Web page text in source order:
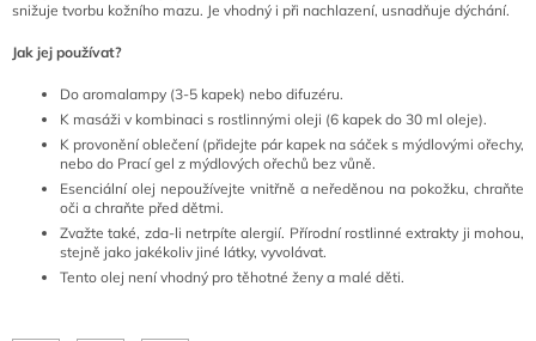
snižuje tvorbu kožního mazu. Je vhodný i při nachlazení, usnadňuje dýchání.
Jak jej používat?
Do aromalampy (3-5 kapek) nebo difuzéru.
K masáži v kombinaci s rostlinnými oleji (6 kapek do 30 ml oleje).
K provonění oblečení (přidejte pár kapek na sáček s mýdlovými ořechy,
nebo do Prací gel z mýdlových ořechů bez vůně.
Esenciální olej nepoužívejte vnitřně a neředěnou na pokožku, chraňte
oči a chraňte před dětmi.
Zvažte také, zda-li netrpíte alergií. Přírodní rostlinné extrakty ji mohou,
stejně jako jakékoliv jiné látky, vyvolávat.
Tento olej není vhodný pro těhotné ženy a malé děti.